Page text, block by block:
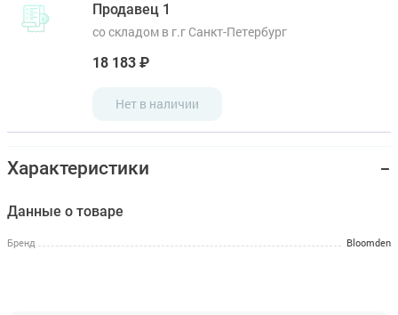
Продавец 1
со складом в г.г Санкт-Петербург
18 183 ₽
Нет в наличии
Характеристики
Данные о товаре
Бренд Bloomden